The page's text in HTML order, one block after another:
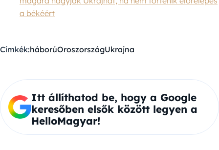
a békéért
Címkék:háborúOroszországUkrajna
Itt állíthatod be, hogy a Google
keresőben elsők között legyen a
HelloMagyar!